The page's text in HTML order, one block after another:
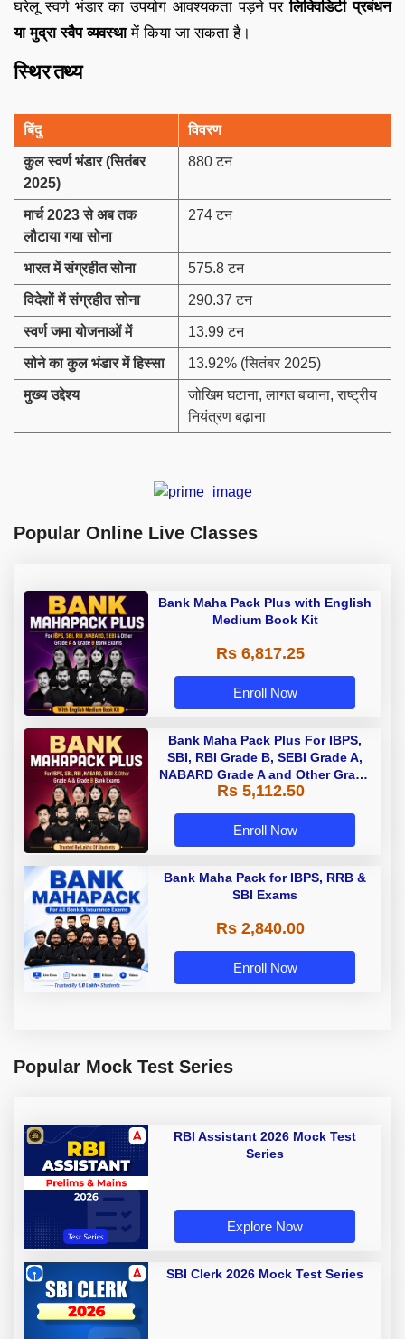
घरेलू स्वर्ण भंडार का उपयोग आवश्यकता पड़ने परलिक्विडिटी प्रबंधन
या मुद्रा स्वैप व्यवस्थामें किया जा सकता है।
स्थिर तथ्य
बिंदु विवरण
कुल स्वर्ण भंडार (सितंबर
2025)
880 टन
मार्च 2023 से अब तक
लौटाया गया सोना
274 टन
भारत में संग्रहीत सोना 575.8 टन
विदेशों में संग्रहीत सोना 290.37 टन
स्वर्ण जमा योजनाओं में 13.99 टन
सोने का कुल भंडार में हिस्सा 13.92% (सितंबर 2025)
मुख्य उद्देश्य
जोखिम घटाना, लागत बचाना, राष्ट्रीय
नियंत्रण बढ़ाना
Popular Online Live Classes
Bank Maha Pack Plus with English
Medium Book Kit
Rs 6,817.25
Enroll Now
Bank Maha Pack Plus For IBPS,
SBI, RBI Grade B, SEBI Grade A,
NABARD Grade A and Other Grade
A & Grade B Bank Exams
Rs 5,112.50
Enroll Now
Bank Maha Pack for IBPS, RRB &
SBI Exams
Rs 2,840.00
Enroll Now
Popular Mock Test Series
RBI Assistant 2026 Mock Test
Series
Explore Now
SBI Clerk 2026 Mock Test Series